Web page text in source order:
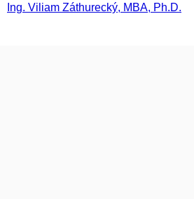
Ing. Viliam Záthurecký, MBA, Ph.D.